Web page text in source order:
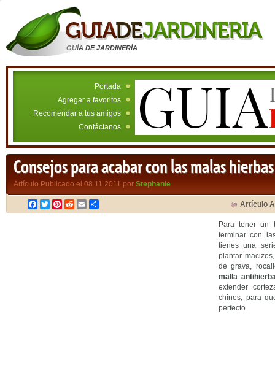
GUÍA DE JARDINERÍA
Portada
Agregar a favoritos
Recomendar a tus amigos
Contáctanos
Consejos para acabar con las malas hierbas
Artículo Publicado el 08.11.2011 por Stephanie
Facebook
TwitterPinterest
RedditEmail Artículo
Para tener
terminar con
tienes una
plantar
de grava,
malla
extender
chinos, para
perfecto.